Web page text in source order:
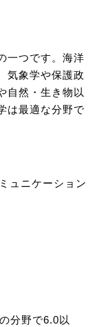
一つです。海洋
気象学や保護政
自然・生き物以
は最適な分野で
ュニケーション
分野で6.0以